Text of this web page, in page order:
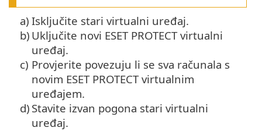
a) Isključite stari virtualni uređaj.
b) Uključite novi ESET PROTECT virtualni
uređaj.
c) Provjerite povezuju li se sva računala s
novim ESET PROTECT virtualnim
uređajem.
d) Stavite izvan pogona stari virtualni
uređaj.